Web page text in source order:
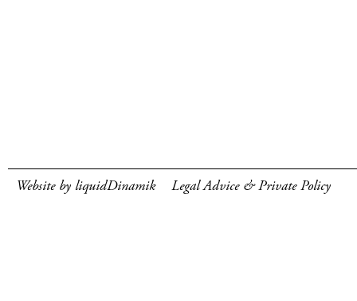
Website by liquidDinamik Legal Advice & Private Policy